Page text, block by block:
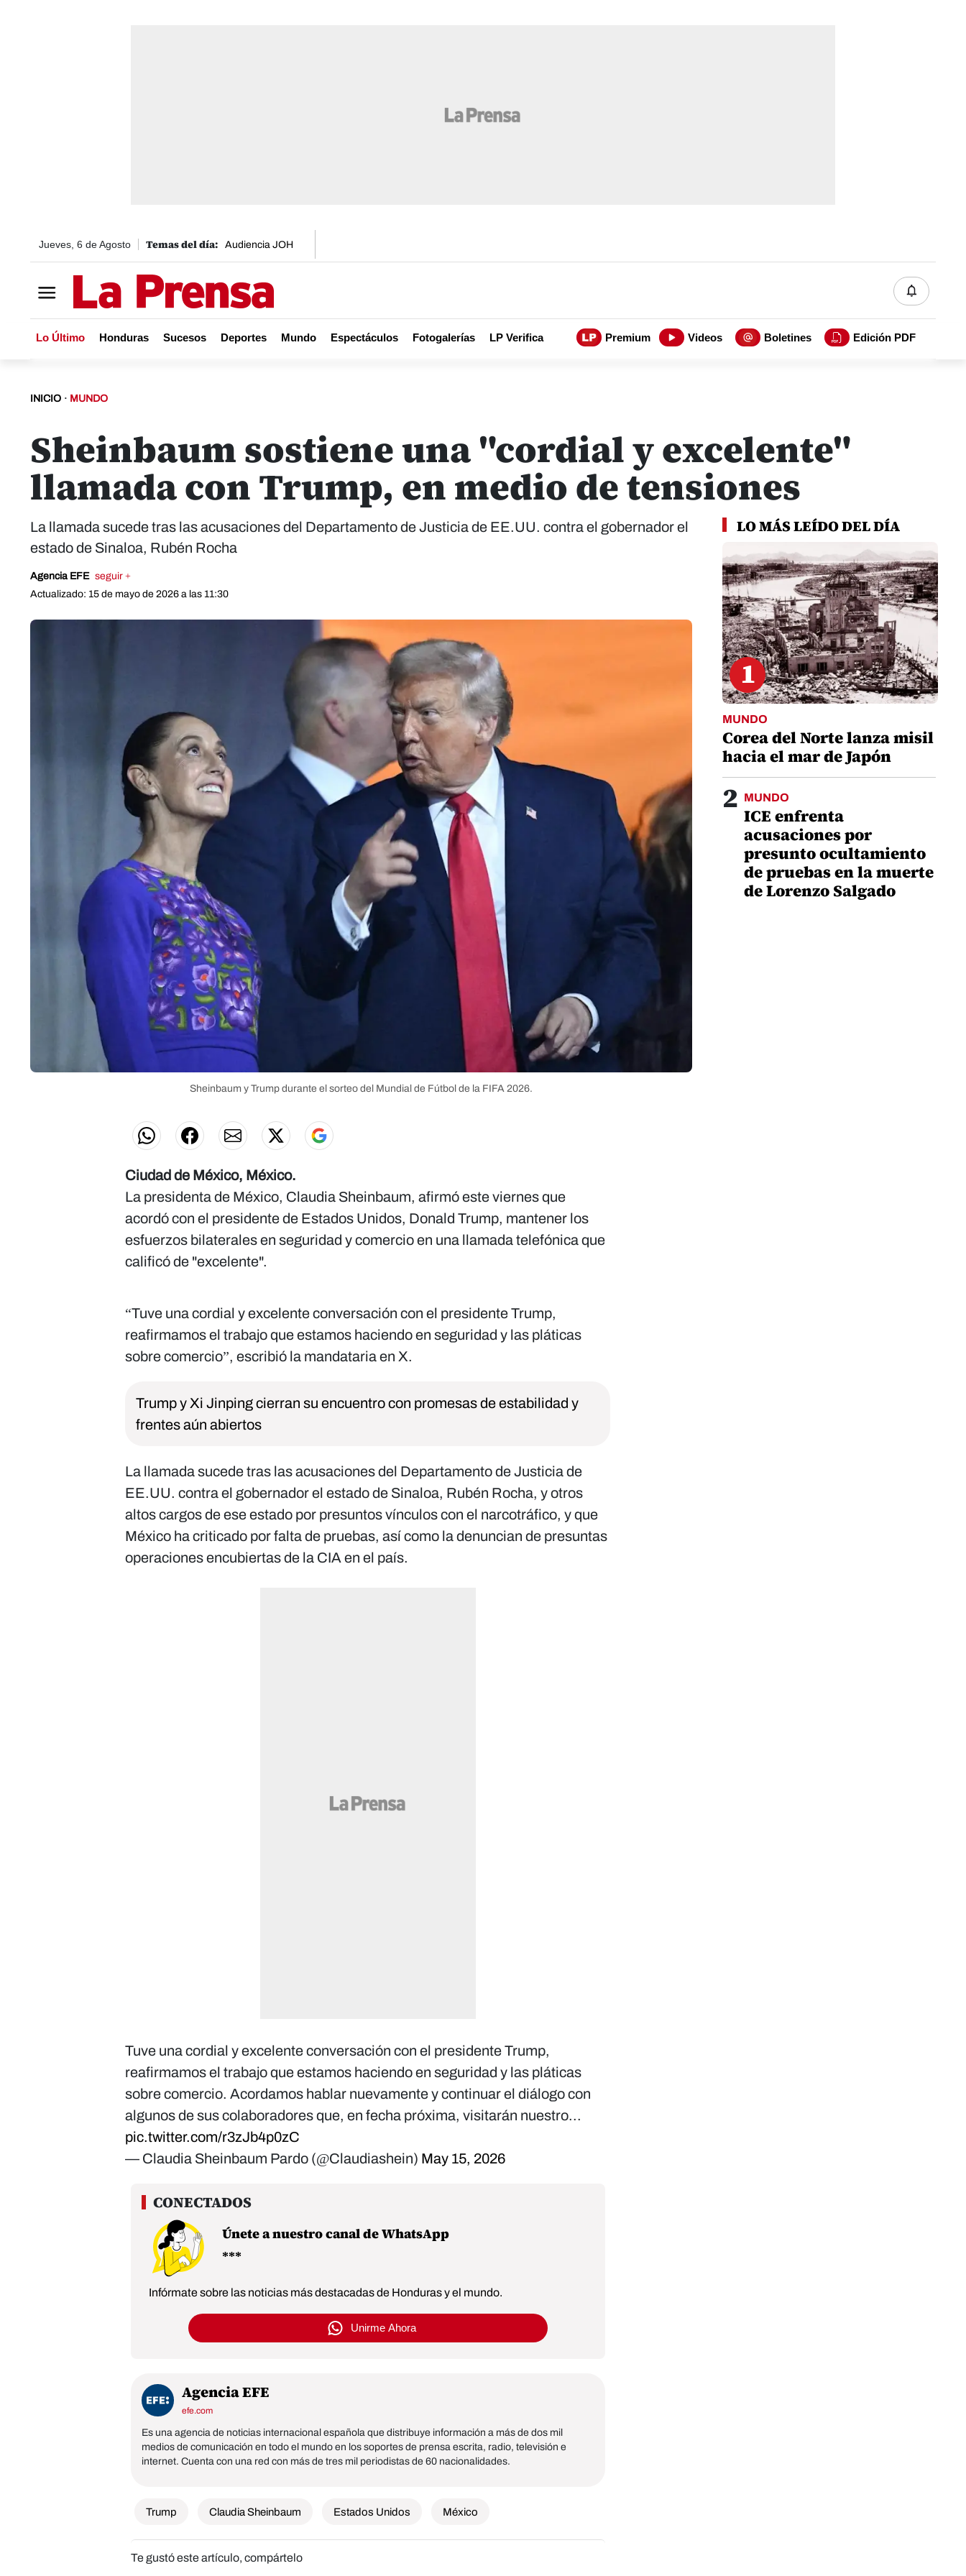
Jueves, 6 de Agosto Audiencia JOH
Lo Último Honduras Sucesos Deportes Mundo Espectáculos Fotogalerías LP Verifica Premium Videos Boletines Edición PDF
INICIO · MUNDO
Sheinbaum sostiene una "cordial y excelente"
llamada con Trump, en medio de tensiones
La llamada sucede tras las acusaciones del Departamento de Justicia de EE.UU. contra el gobernador el
estado de Sinaloa, Rubén Rocha
Agencia EFE seguir +
Actualizado: 15 de mayo de 2026 a las 11:30
Sheinbaum y Trump durante el sorteo del Mundial de Fútbol de la FIFA 2026.
Ciudad de México, México.
La presidenta de México, Claudia Sheinbaum, afirmó este viernes que
acordó con el presidente de Estados Unidos, Donald Trump, mantener los
esfuerzos bilaterales en seguridad y comercio en una llamada telefónica que
calificó de "excelente".
“Tuve una cordial y excelente conversación con el presidente Trump,
reafirmamos el trabajo que estamos haciendo en seguridad y las pláticas
sobre comercio”, escribió la mandataria en X.
Trump y Xi Jinping cierran su encuentro con promesas de estabilidad y
frentes aún abiertos
La llamada sucede tras las acusaciones del Departamento de Justicia de
EE.UU. contra el gobernador el estado de Sinaloa, Rubén Rocha, y otros
altos cargos de ese estado por presuntos vínculos con el narcotráfico, y que
México ha criticado por falta de pruebas, así como la denuncian de presuntas
operaciones encubiertas de la CIA en el país.
Tuve una cordial y excelente conversación con el presidente Trump,
reafirmamos el trabajo que estamos haciendo en seguridad y las pláticas
sobre comercio. Acordamos hablar nuevamente y continuar el diálogo con
algunos de sus colaboradores que, en fecha próxima, visitarán nuestro...
pic.twitter.com/r3zJb4p0zC
— Claudia Sheinbaum Pardo (@Claudiashein) May 15, 2026
Únete a nuestro canal de WhatsApp
Infórmate sobre las noticias más destacadas de Honduras y el mundo.
Unirme Ahora
Agencia EFE
efe.com
Es una agencia de noticias internacional española que distribuye información a más de dos mil
medios de comunicación en todo el mundo en los soportes de prensa escrita, radio, televisión e
internet. Cuenta con una red con más de tres mil periodistas de 60 nacionalidades.
Trump Claudia Sheinbaum Estados Unidos México
Te gustó este artículo, compártelo
LO MÁS LEÍDO DEL DÍA
1
MUNDO
Corea del Norte lanza misil
hacia el mar de Japón
2 MUNDO
ICE enfrenta
acusaciones por
presunto ocultamiento
de pruebas en la muerte
de Lorenzo Salgado